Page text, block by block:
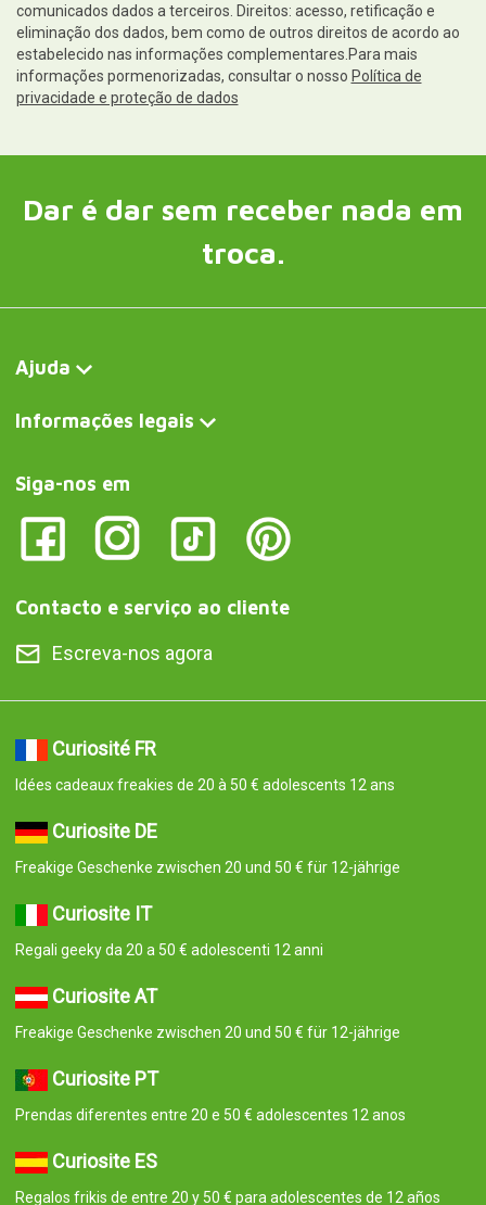
comunicados dados a terceiros. Direitos: acesso, retificação e
eliminação dos dados, bem como de outros direitos de acordo ao
estabelecido nas informações complementares.Para mais
informações pormenorizadas, consultar o nosso Política de
privacidade e proteção de dados
Dar é dar sem receber nada em
troca.
Ajuda
Informações legais
Siga-nos em
Contacto e serviço ao cliente
Escreva-nos agora
Curiosité FR
Idées cadeaux freakies de 20 à 50 € adolescents 12 ans
Curiosite DE
Freakige Geschenke zwischen 20 und 50 € für 12-jährige
Curiosite IT
Regali geeky da 20 a 50 € adolescenti 12 anni
Curiosite AT
Freakige Geschenke zwischen 20 und 50 € für 12-jährige
Curiosite PT
Prendas diferentes entre 20 e 50 € adolescentes 12 anos
Curiosite ES
Regalos frikis de entre 20 y 50 € para adolescentes de 12 años